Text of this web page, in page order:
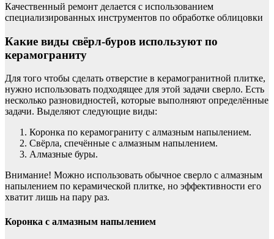
Качественный ремонт делается с использованием
специализированных инструментов по обработке облицовки
Какие виды свёрл-буров используют по
керамограниту
Для того чтобы сделать отверстие в керамогранитной плитке,
нужно использовать подходящее для этой задачи сверло. Есть
несколько разновидностей, которые выполняют определённые
задачи. Выделяют следующие виды:
Коронка по керамограниту с алмазным напылением.
Свёрла, спечённые с алмазным напылением.
Алмазные буры.
Внимание! Можно использовать обычное сверло с алмазным
напылением по керамической плитке, но эффективности его
хватит лишь на пару раз.
Коронка с алмазным напылением